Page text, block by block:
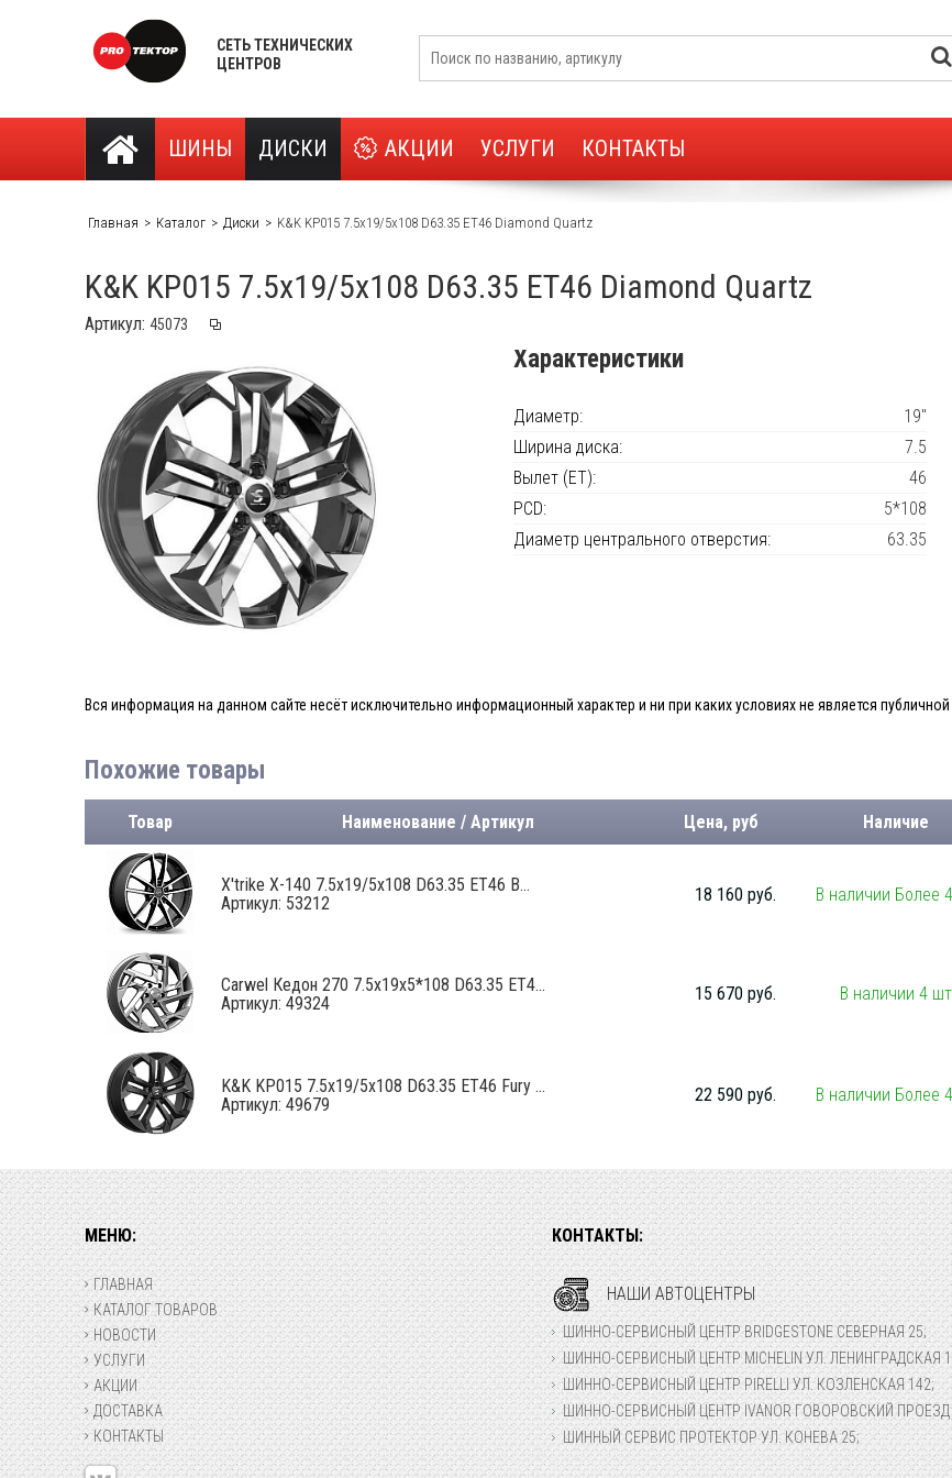
СЕТЬ ТЕХНИЧЕСКИХ
ЦЕНТРОВ
ШИНЫ ДИСКИ АКЦИИ УСЛУГИ КОНТАКТЫ
Главная Каталог Диски K&K KP015 7.5x19/5x108 D63.35 ET46 Diamond Quartz
K&K KP015 7.5x19/5x108 D63.35 ET46 Diamond Quartz
Артикул:
Характеристики
Диаметр:
19"
Ширина диска:
7.5
Вылет (ET):
46
PCD:
5*108
Диаметр центрального отверстия:
63.35
Вся информация на данном сайте несёт исключительно информационный характер и ни при каких условиях не является
Похожие товары
Товар Наименование / Артикул Цена, руб Наличие
X'trike X-140 7.5x19/5x108 D63.35 ET46 B...
Артикул: 53212
18 160 руб. В наличии Более
Carwel Кедон 270 7.5x19x5*108 D63.35 ET4...
Артикул: 49324
15 670 руб. В наличии 4 шт
K&K KP015 7.5x19/5x108 D63.35 ET46 Fury ...
Артикул: 49679
22 590 руб. В наличии Более
МЕНЮ:
ГЛАВНАЯ
КАТАЛОГ ТОВАРОВ
НОВОСТИ
УСЛУГИ
АКЦИИ
ДОСТАВКА
КОНТАКТЫ
КОНТАКТЫ:
НАШИ АВТОЦЕНТРЫ
ШИННО-СЕРВИСНЫЙ ЦЕНТР BRIDGESTONE СЕВЕРНАЯ 25;
ШИННО-СЕРВИСНЫЙ ЦЕНТР MICHELIN УЛ. ЛЕНИНГРАДСКАЯ
ШИННО-СЕРВИСНЫЙ ЦЕНТР PIRELLI УЛ. КОЗЛЕНСКАЯ 142;
ШИННО-СЕРВИСНЫЙ ЦЕНТР IVANOR ГОВОРОВСКИЙ ПРОЕЗД
ШИННЫЙ СЕРВИС ПРОТЕКТОР УЛ. КОНЕВА 25;